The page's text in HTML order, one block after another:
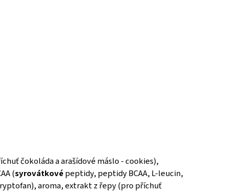
čokoláda a arašídové máslo - cookies),
(syrovátkové peptidy, peptidy BCAA, L-leucin,
aroma, extrakt z řepy (pro příchuť